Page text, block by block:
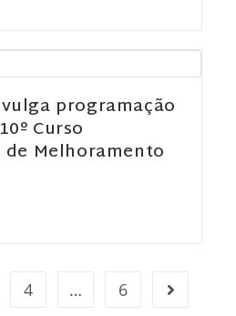
programação
Curso
Melhoramento
4 … 6